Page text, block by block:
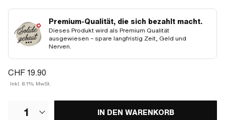
Premium-Qualität, die sich bezahlt macht.
Dieses Produkt wird als Premium Qualität
ausgewiesen – spare langfristig Zeit, Geld und
Nerven.
CHF 19.90
Inkl. 8.1% MwSt.
1 IN DEN WARENKORB